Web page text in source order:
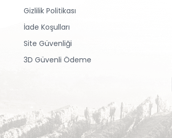
Gizlilik Politikası
İade Koşulları
Site Güvenliği
3D Güvenli Ödeme